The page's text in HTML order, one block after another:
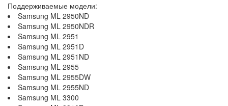
Поддерживаемые модели:
Samsung ML 2950ND
Samsung ML 2950NDR
Samsung ML 2951
Samsung ML 2951D
Samsung ML 2951ND
Samsung ML 2955
Samsung ML 2955DW
Samsung ML 2955ND
Samsung ML 3300